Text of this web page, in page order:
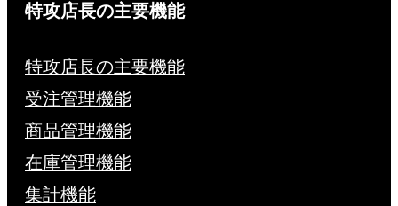
特攻店長の主要機能
特攻店長の主要機能
受注管理機能
商品管理機能
在庫管理機能
集計機能